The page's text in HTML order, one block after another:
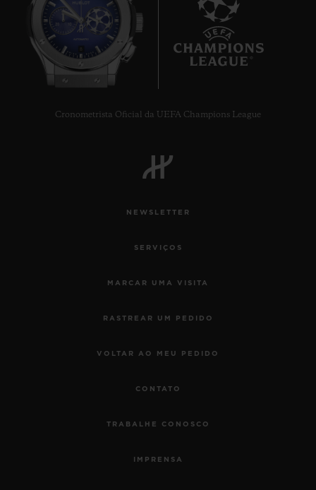
Cronometrista Oficial da UEFA Champions League
NEWSLETTER
SERVIÇOS
MARCAR UMA VISITA
RASTREAR UM PEDIDO
VOLTAR AO MEU PEDIDO
CONTATO
TRABALHE CONOSCO
IMPRENSA